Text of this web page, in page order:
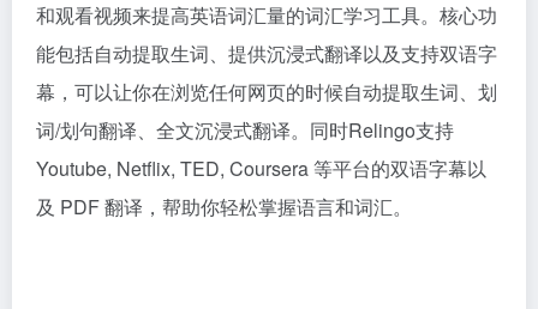
和观看视频来提高英语词汇量的词汇学习工具。核心功
能包括自动提取生词、提供沉浸式翻译以及支持双语字
幕，可以让你在浏览任何网页的时候自动提取生词、划
词/划句翻译、全文沉浸式翻译。同时Relingo支持
Youtube, Netflix, TED, Coursera 等平台的双语字幕以
及 PDF 翻译，帮助你轻松掌握语言和词汇。